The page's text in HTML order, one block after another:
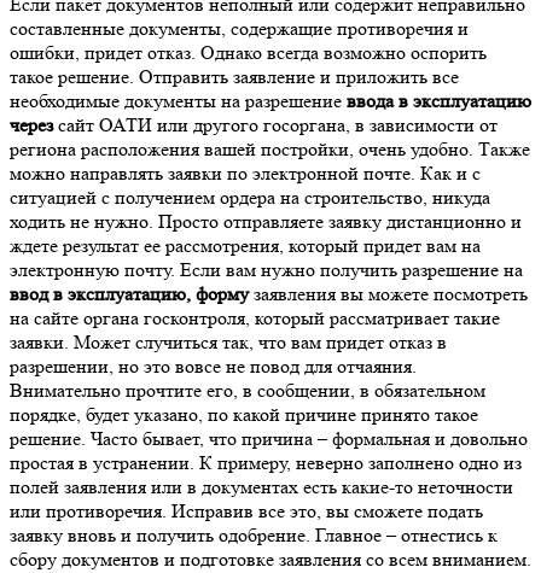
Если пакет документов неполный или содержит неправильно
составленные документы, содержащие противоречия и
ошибки, придет отказ. Однако всегда возможно оспорить
такое решение. Отправить заявление и приложить все
необходимые документы на разрешение ввода в эксплуатацию
черезсайт ОАТИ или другого госоргана, в зависимости от
региона расположения вашей постройки, очень удобно. Также
можно направлять заявки по электронной почте. Как и с
ситуацией с получением ордера на строительство, никуда
ходить не нужно. Просто отправляете заявку дистанционно и
ждете результат ее рассмотрения, который придет вам на
электронную почту. Если вам нужно получить разрешение на
ввод в эксплуатацию, формузаявления вы можете посмотреть
на сайте органа госконтроля, который рассматривает такие
заявки. Может случиться так, что вам придет отказ в
разрешении, но это вовсе не повод для отчаяния.
Внимательно прочтите его, в сообщении, в обязательном
порядке, будет указано, по какой причине принято такое
решение. Часто бывает, что причина – формальная и довольно
простая в устранении. К примеру, неверно заполнено одно из
полей заявления или в документах есть какие-то неточности
или противоречия. Исправив все это, вы сможете подать
заявку вновь и получить одобрение. Главное – отнестись к
сбору документов и подготовке заявления со всем вниманием.